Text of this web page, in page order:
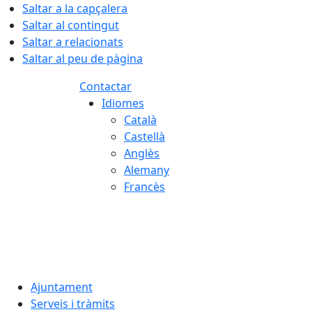
Saltar a la capçalera
Saltar al contingut
Saltar a relacionats
Saltar al peu de pàgina
Contactar
Idiomes
Català
Castellà
Anglès
Alemany
Francès
Ajuntament
Serveis i tràmits